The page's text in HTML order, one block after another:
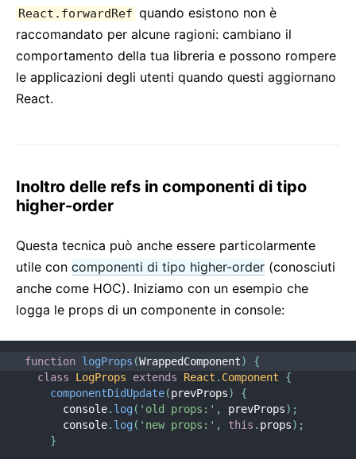
React.forwardRef quando esistono non è
raccomandato per alcune ragioni: cambiano il
comportamento della tua libreria e possono rompere
le applicazioni degli utenti quando questi aggiornano
React.
Inoltro delle refs in componenti di tipo
higher-order
Questa tecnica può anche essere particolarmente
utile con componenti di tipo higher-order (conosciuti
anche come HOC). Iniziamo con un esempio che
logga le props di un componente in console:
function logProps (WrappedComponent)
{
class
LogProps extends React . Component
{
componentDidUpdate(prevProps)
{
      console
. log( 'old props:' , prevProps) ;
      console
. log( 'new props:' , this . props) ;
}